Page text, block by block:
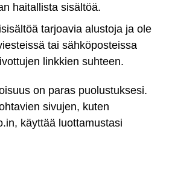
haitallista sisältöä.
tarjoavia alustoja ja ole
tai sähköposteissa
linkkien suhteen.
on paras puolustuksesi.
sivujen, kuten
käyttää luottamustasi